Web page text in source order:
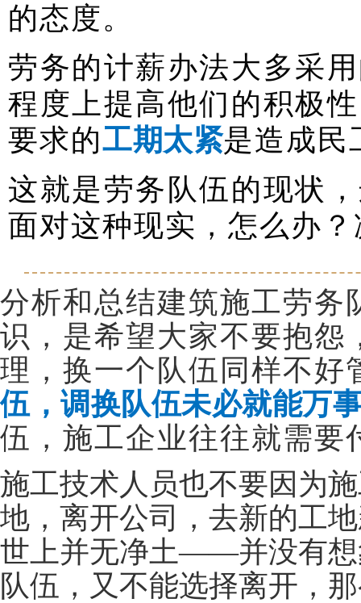
的态度。
劳务的计薪办法大多采
程度上提高他们的积极
要求的工期太紧是造成民
这就是劳务队伍的现状
面对这种现实，怎么办
分析和总结建筑施工劳务
识，是希望大家不要抱怨
理，换一个队伍同样不好
伍，调换队伍未必就能万
伍，施工企业往往就需要
施工技术人员也不要因为
地，离开公司，去新的工
世上并无净土——并没有想
队伍，又不能选择离开，